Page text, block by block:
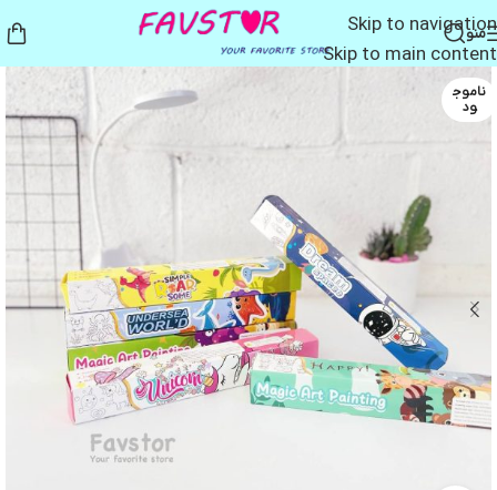
Skip to navigation
Skip to main content
منو
ناموج
ود